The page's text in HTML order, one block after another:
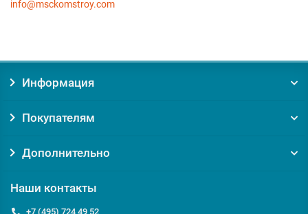
info@msckomstroy.com
Информация
Покупателям
Дополнительно
Наши контакты
+7 (495) 724 49 52